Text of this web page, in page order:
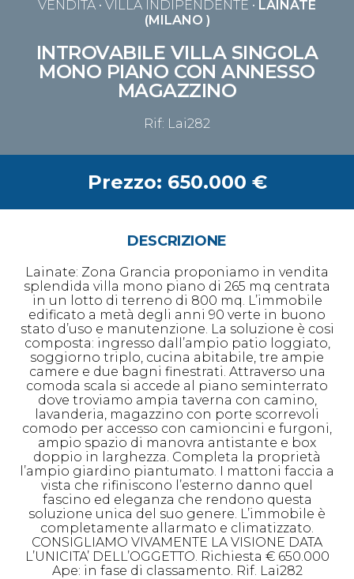
VENDITA • VILLA INDIPENDENTE • LAINATE
(MILANO )
INTROVABILE VILLA SINGOLA
MONO PIANO CON ANNESSO
MAGAZZINO
Rif: Lai282
Prezzo: 650.000 €
DESCRIZIONE
Lainate: Zona Grancia proponiamo in vendita
splendida villa mono piano di 265 mq centrata
in un lotto di terreno di 800 mq. L’immobile
edificato a metà degli anni 90 verte in buono
stato d’uso e manutenzione. La soluzione è cosi
composta: ingresso dall’ampio patio loggiato,
soggiorno triplo, cucina abitabile, tre ampie
camere e due bagni finestrati. Attraverso una
comoda scala si accede al piano seminterrato
dove troviamo ampia taverna con camino,
lavanderia, magazzino con porte scorrevoli
comodo per accesso con camioncini e furgoni,
ampio spazio di manovra antistante e box
doppio in larghezza. Completa la proprietà
l’ampio giardino piantumato. I mattoni faccia a
vista che rifiniscono l’esterno danno quel
fascino ed eleganza che rendono questa
soluzione unica del suo genere. L’immobile è
completamente allarmato e climatizzato.
CONSIGLIAMO VIVAMENTE LA VISIONE DATA
L’UNICITA’ DELL’OGGETTO. Richiesta € 650.000
Ape: in fase di classamento. Rif. Lai282